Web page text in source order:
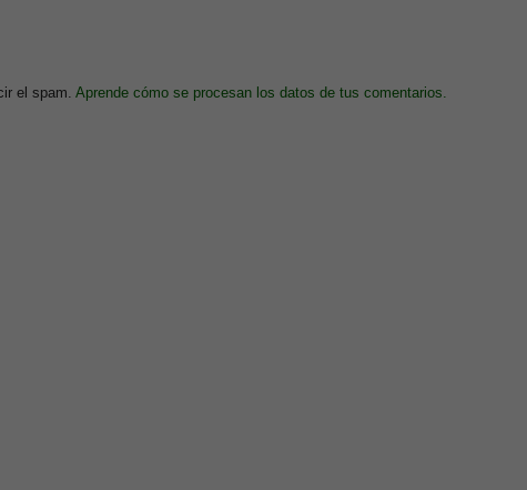
el spam. Aprende cómo se procesan los datos de tus comentarios.